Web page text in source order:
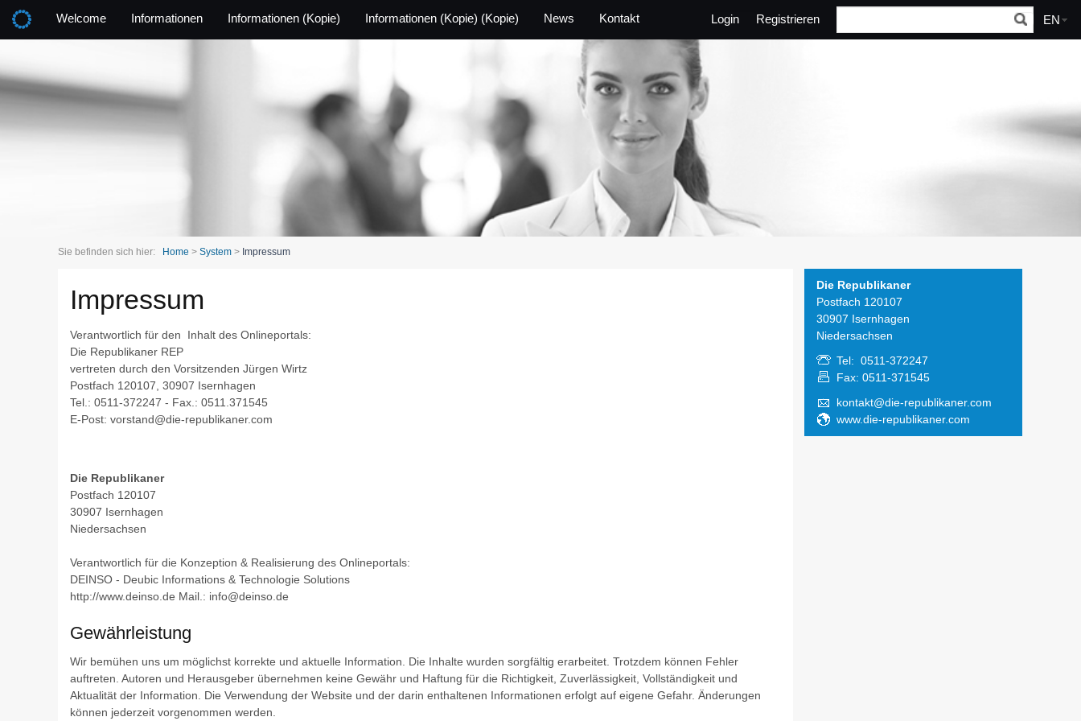
Welcome Informationen Informationen (Kopie) Informationen (Kopie) (Kopie) News Kontakt Login Registrieren EN
Sie befinden sich hier: Home > System > Impressum
Impressum
Verantwortlich für den Inhalt des Onlineportals:
Die Republikaner REP
vertreten durch den Vorsitzenden Jürgen Wirtz
Postfach 120107, 30907 Isernhagen
Tel.: 0511-372247 - Fax.: 0511.371545
E-Post: vorstand@die-republikaner.com
Die Republikaner
Postfach 120107
30907 Isernhagen
Niedersachsen
Verantwortlich für die Konzeption & Realisierung des Onlineportals:
DEINSO - Deubic Informations & Technologie Solutions
http://www.deinso.de Mail.: info@deinso.de
Gewährleistung
Wir bemühen uns um möglichst korrekte und aktuelle Information. Die Inhalte wurden sorgfältig erarbeitet. Trotzdem können Fehler
auftreten. Autoren und Herausgeber übernehmen keine Gewähr und Haftung für die Richtigkeit, Zuverlässigkeit, Vollständigkeit und
Aktualität der Information. Die Verwendung der Website und der darin enthaltenen Informationen erfolgt auf eigene Gefahr. Änderungen
können jederzeit vorgenommen werden.
Die Republikaner
Postfach 120107
30907 Isernhagen
Niedersachsen
Tel: 0511-372247
Fax: 0511-371545
kontakt@die-republikaner.com
www.die-republikaner.com